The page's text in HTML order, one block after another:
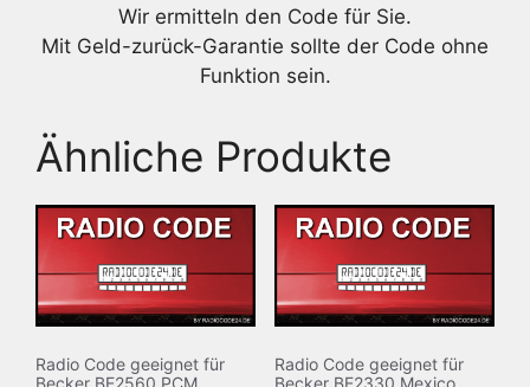
Wir ermitteln den Code für Sie.
Mit Geld-zurück-Garantie sollte der Code ohne
Funktion sein.
Ähnliche Produkte
Radio Code geeignet für
Becker BE2560 PCM
Radio Code geeignet für
Becker BE2330 Mexico